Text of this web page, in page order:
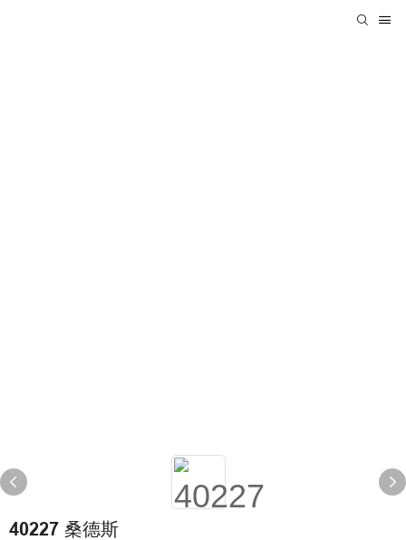
40227 桑德斯